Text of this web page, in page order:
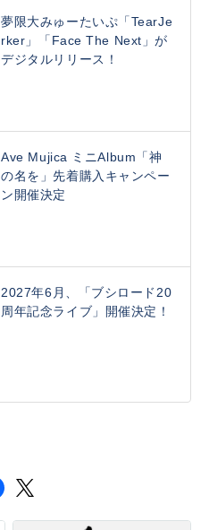
夢限大みゅーたいぷ「TearJe
rker」「Face The Next」が
デジタルリリース！
Ave Mujica ミニAlbum「神
の名を」先着購入キャンペー
ン開催決定
2027年6月、「ブシロード20
周年記念ライブ」開催決定！